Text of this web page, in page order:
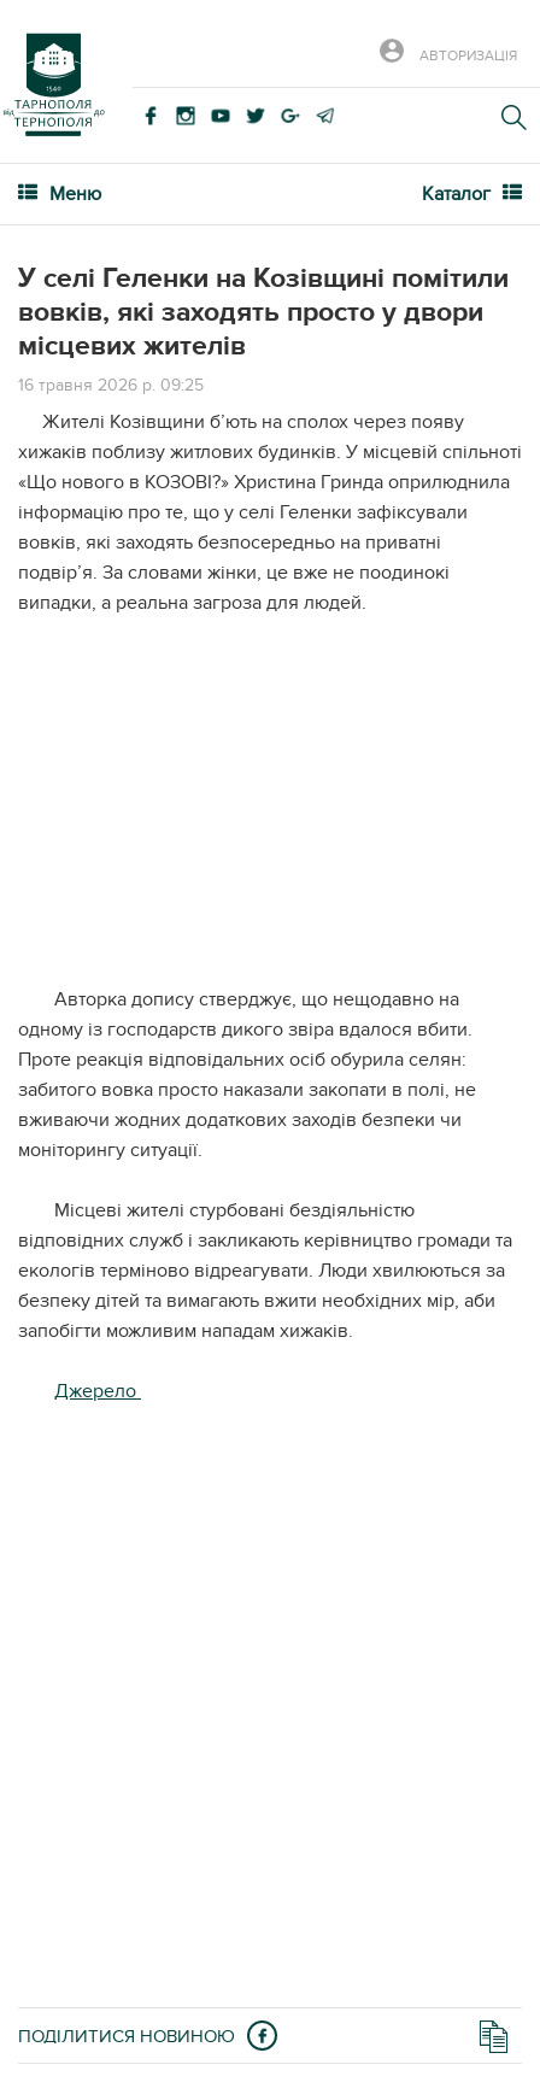
АВТОРИЗАЦІЯ
Меню Каталог
У селі Геленки на Козівщині помітили
вовків, які заходять просто у двори
місцевих жителів
16 травня 2026 р. 09:25
Жителі Козівщини б’ють на сполох через появу
хижаків поблизу житлових будинків. У місцевій спільноті
«Що нового в КОЗОВІ?» Христина Гринда оприлюднила
інформацію про те, що у селі Геленки зафіксували
вовків, які заходять безпосередньо на приватні
подвір’я. За словами жінки, це вже не поодинокі
випадки, а реальна загроза для людей.
Авторка допису стверджує, що нещодавно на
одному із господарств дикого звіра вдалося вбити.
Проте реакція відповідальних осіб обурила селян:
забитого вовка просто наказали закопати в полі, не
вживаючи жодних додаткових заходів безпеки чи
моніторингу ситуації.
Місцеві жителі стурбовані бездіяльністю
відповідних служб і закликають керівництво громади та
екологів терміново відреагувати. Люди хвилюються за
безпеку дітей та вимагають вжити необхідних мір, аби
запобігти можливим нападам хижаків.
Джерело
ПОДІЛИТИСЯ НОВИНОЮ